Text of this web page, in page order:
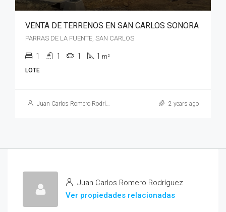
VENTA DE TERRENOS EN SAN CARLOS SONORA
PARRAS DE LA FUENTE, SAN CARLOS
1 1 1 1 m²
LOTE
Juan Carlos Romero Rodríguez 2 years ago
Juan Carlos Romero Rodríguez
Ver propiedades relacionadas